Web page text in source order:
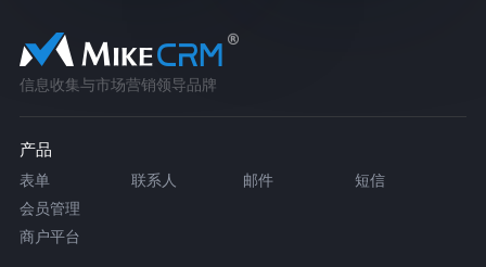
信息收集与市场营销领导品牌
产品
表单 联系人 邮件
短信
会员管理
商户平台